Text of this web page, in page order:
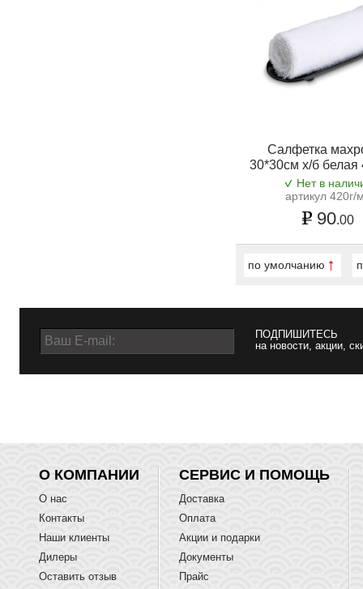
Салфетка
30*30см х/б белая
Нет в
артикул 420г/
90.00
по умолчанию
ПОДПИШИТЕСЬ
на новости, акции,
О КОМПАНИИ
О нас
Контакты
Наши клиенты
Дилеры
Оставить отзыв
СЕРВИС И ПОМОЩЬ
Доставка
Оплата
Акции и подарки
Документы
Прайс